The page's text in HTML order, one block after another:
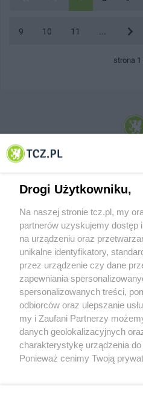
9 10 11
strona 1
© 2001-2026 Tczew - TCZ.PL Sp. z o.o.
O FIRMIE POLITYKA
REKLAMA WSPÓŁPRACA
Nasze
Aktualności
Tcz24
Drogi Użytkowniku,
Na naszej stronie tcz.pl, my
partnerów uzyskujemy dostęp
na urządzeniu oraz
unikalne identyfikatory,
przez urządzenie czy dane
zapewniania
spersonalizowanych treści,
odbiorców oraz ulepszanie
my i Zaufani Partnerzy
danych geolokalizacyjnych
charakterystykę urządzenia do
Ponieważ cenimy Twoją